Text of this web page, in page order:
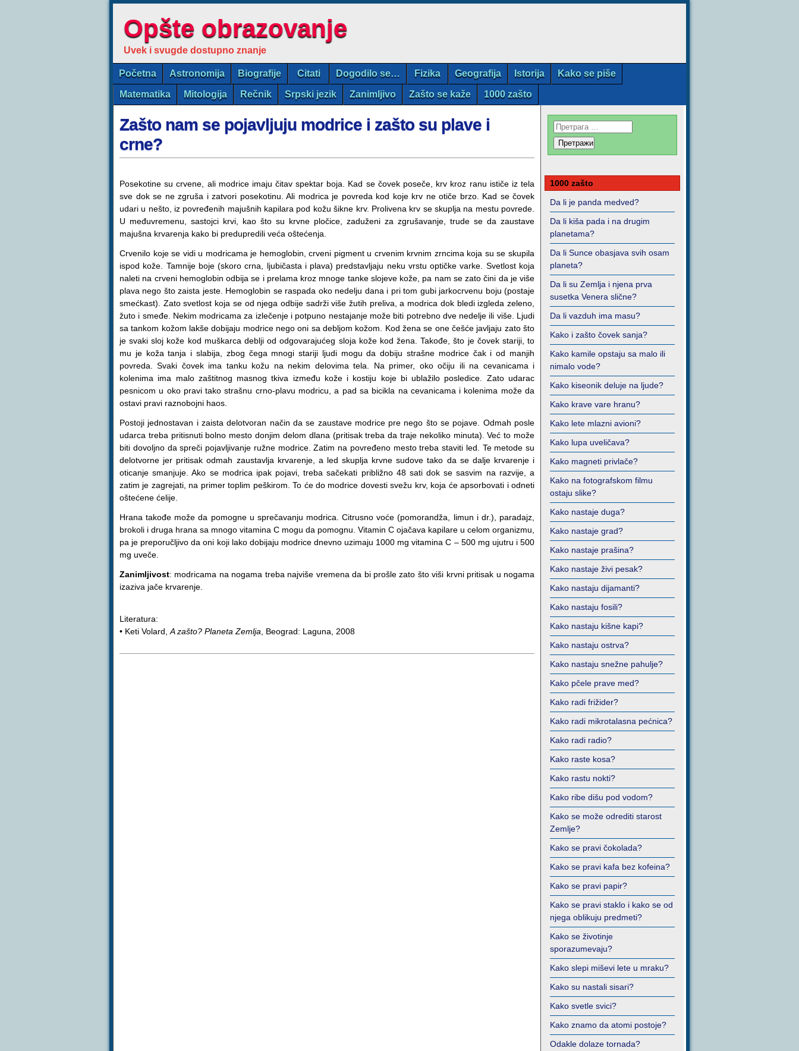
Opšte obrazovanje
Uvek i svugde dostupno znanje
Početna Astronomija Biografije Citati Dogodilo se… Fizika Geografija Istorija Kako se piše
Matematika Mitologija Rečnik Srpski jezik Zanimljivo Zašto se kaže 1000 zašto
Zašto nam se pojavljuju modrice i zašto su plave i
crne?
Posekotine su crvene, ali modrice imaju čitav spektar boja. Kad se čovek poseče, krv kroz ranu ističe iz tela
sve dok se ne zgruša i zatvori posekotinu. Ali modrica je povreda kod koje krv ne otiče brzo. Kad se čovek
udari u nešto, iz povređenih majušnih kapilara pod kožu šikne krv. Prolivena krv se skuplja na mestu povrede.
U međuvremenu, sastojci krvi, kao što su krvne pločice, zaduženi za zgrušavanje, trude se da zaustave
majušna krvarenja kako bi predupredili veća oštećenja.
Crvenilo koje se vidi u modricama je hemoglobin, crveni pigment u crvenim krvnim zrncima koja su se skupila
ispod kože. Tamnije boje (skoro crna, ljubičasta i plava) predstavljaju neku vrstu optičke varke. Svetlost koja
naleti na crveni hemoglobin odbija se i prelama kroz mnoge tanke slojeve kože, pa nam se zato čini da je više
plava nego što zaista jeste. Hemoglobin se raspada oko nedelju dana i pri tom gubi jarkocrvenu boju (postaje
smećkast). Zato svetlost koja se od njega odbije sadrži više žutih preliva, a modrica dok bledi izgleda zeleno,
žuto i smeđe. Nekim modricama za izlečenje i potpuno nestajanje može biti potrebno dve nedelje ili više. Ljudi
sa tankom kožom lakše dobijaju modrice nego oni sa debljom kožom. Kod žena se one češće javljaju zato što
je svaki sloj kože kod muškarca deblji od odgovarajućeg sloja kože kod žena. Takođe, što je čovek stariji, to
mu je koža tanja i slabija, zbog čega mnogi stariji ljudi mogu da dobiju strašne modrice čak i od manjih
povreda. Svaki čovek ima tanku kožu na nekim delovima tela. Na primer, oko očiju ili na cevanicama i
kolenima ima malo zaštitnog masnog tkiva između kože i kostiju koje bi ublažilo posledice. Zato udarac
pesnicom u oko pravi tako strašnu crno-plavu modricu, a pad sa bicikla na cevanicama i kolenima može da
ostavi pravi raznobojni haos.
Postoji jednostavan i zaista delotvoran način da se zaustave modrice pre nego što se pojave. Odmah posle
udarca treba pritisnuti bolno mesto donjim delom dlana (pritisak treba da traje nekoliko minuta). Već to može
biti dovoljno da spreči pojavljivanje ružne modrice. Zatim na povređeno mesto treba staviti led. Te metode su
delotvorne jer pritisak odmah zaustavlja krvarenje, a led skuplja krvne sudove tako da se dalje krvarenje i
oticanje smanjuje. Ako se modrica ipak pojavi, treba sačekati približno 48 sati dok se sasvim na razvije, a
zatim je zagrejati, na primer toplim peškirom. To će do modrice dovesti svežu krv, koja će apsorbovati i odneti
oštećene ćelije.
Hrana takođe može da pomogne u sprečavanju modrica. Citrusno voće (pomorandža, limun i dr.), paradajz,
brokoli i druga hrana sa mnogo vitamina C mogu da pomognu. Vitamin C ojačava kapilare u celom organizmu,
pa je preporučljivo da oni koji lako dobijaju modrice dnevno uzimaju 1000 mg vitamina C – 500 mg ujutru i 500
mg uveče.
Zanimljivost: modricama na nogama treba najviše vremena da bi prošle zato što viši krvni pritisak u nogama
izaziva jače krvarenje.
Literatura:
• Keti Volard, A zašto? Planeta Zemlja , Beograd: Laguna, 2008
1000 zašto
Da li je panda medved?
Da li kiša pada i na drugim
planetama?
Da li Sunce obasjava svih osam
planeta?
Da li su Zemlja i njena prva
susetka Venera slične?
Da li vazduh ima masu?
Kako i zašto čovek sanja?
Kako kamile opstaju sa malo ili
nimalo vode?
Kako kiseonik deluje na ljude?
Kako krave vare hranu?
Kako lete mlazni avioni?
Kako lupa uveličava?
Kako magneti privlače?
Kako na fotografskom filmu
ostaju slike?
Kako nastaje duga?
Kako nastaje grad?
Kako nastaje prašina?
Kako nastaje živi pesak?
Kako nastaju dijamanti?
Kako nastaju fosili?
Kako nastaju kišne kapi?
Kako nastaju ostrva?
Kako nastaju snežne pahulje?
Kako pčele prave med?
Kako radi frižider?
Kako radi mikrotalasna pećnica?
Kako radi radio?
Kako raste kosa?
Kako rastu nokti?
Kako ribe dišu pod vodom?
Kako se može odrediti starost
Zemlje?
Kako se pravi čokolada?
Kako se pravi kafa bez kofeina?
Kako se pravi papir?
Kako se pravi staklo i kako se od
njega oblikuju predmeti?
Kako se životinje
sporazumevaju?
Kako slepi miševi lete u mraku?
Kako su nastali sisari?
Kako svetle svici?
Kako znamo da atomi postoje?
Odakle dolaze tornada?